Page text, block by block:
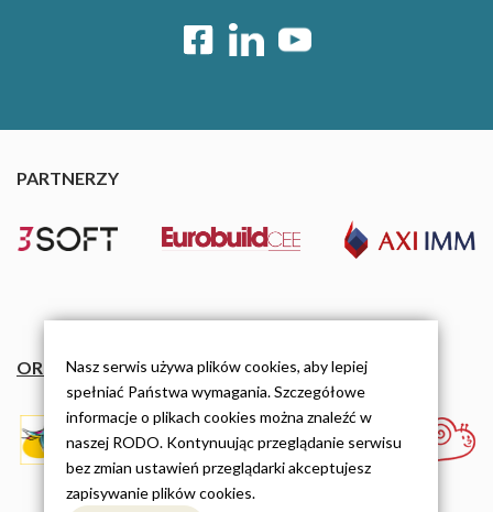
PARTNERZY
ORGANIZACJE
Nasz serwis używa plików cookies, aby lepiej
spełniać Państwa wymagania. Szczegółowe
informacje o plikach cookies można znaleźć w
naszej RODO. Kontynuując przeglądanie serwisu
bez zmian ustawień przeglądarki akceptujesz
zapisywanie plików cookies.